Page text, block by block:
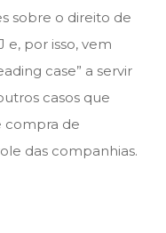
sobre o direito de
e, por isso, vem
case” a servir
casos que
compra de
das companhias.